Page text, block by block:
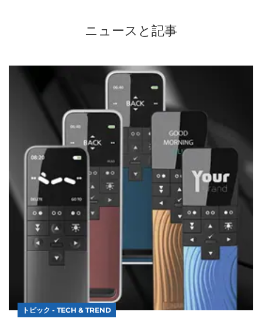
ニュースと記事
トピック - TECH & TREND